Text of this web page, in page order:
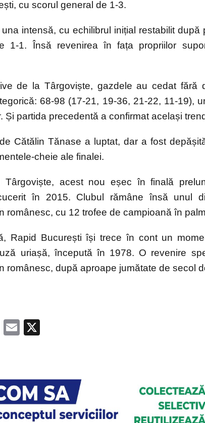
n
k
, cu scorul general de 1-3.
intensă, cu echilibrul inițial restabilit
1-1. Însă revenirea în fața propriilor
de la Târgoviște, gazdele au cedat fără
68-98 (17-21, 19-36, 21-22, 11-19),
Și partida precedentă a confirmat același
Cătălin Tănase a luptat, dar a fost
cheie ale finalei.
Târgoviște, acest nou eșec în finală
în 2015. Clubul rămâne însă unul
românesc, cu 12 trofee de campioană în
Rapid București își trece în cont un
uriașă, începută în 1978. O revenire
românesc, după aproape jumătate de secol
C
y
Li
n
E